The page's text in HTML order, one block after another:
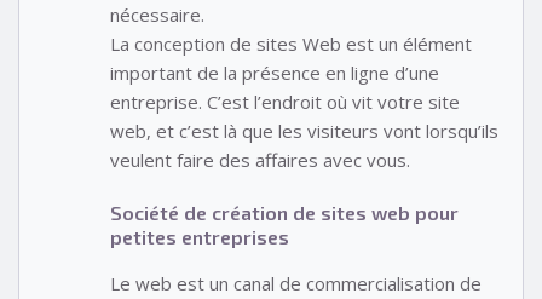
nécessaire.
La conception de sites Web est un élément
important de la présence en ligne d’une
entreprise. C’est l’endroit où vit votre site
web, et c’est là que les visiteurs vont lorsqu’ils
veulent faire des affaires avec vous.
Société de création de sites web pour
petites entreprises
Le web est un canal de commercialisation de